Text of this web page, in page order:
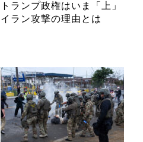
トランプ政権はいま「上」
イラン攻撃の理由とは